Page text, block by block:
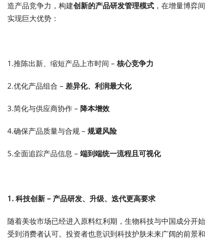
造产品竞争力，构建创新的产品研发管理模式 ，在增量博弈间
实现巨大优势：
1.推陈出新、缩短产品上市时间 – 核心竞争力
2.优化产品组合 – 差异化、利润最大化
3.简化与供应商协作 – 降本增效
4.确保产品质量与合规 – 规避风险
5.全面追踪产品信息 – 端到端统一流程且可视化
1. 科技创新 – 产品研发、升级、迭代更高要求
随着美妆市场已经进入原料红利期，生物科技与中国成分开始
受到消费者认可。投资者也意识到科技护肤未来广阔的前景和